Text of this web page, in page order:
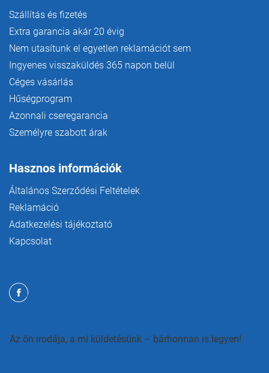
Szállítás és fizetés
Extra garancia akár 20 évig
Nem utasítunk el egyetlen reklamációt sem
Ingyenes visszaküldés 365 napon belül
Céges vásárlás
Hűségprogram
Azonnali cseregarancia
Személyre szabott árak
Hasznos információk
Általános Szerződési Feltételek
Reklamáció
Adatkezelési tájékoztató
Kapcsolat
Az ön irodája, a mi küldetésünk – bárhonnan is legyen!